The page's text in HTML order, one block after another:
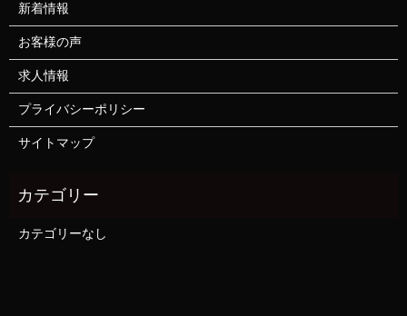
新着情報
お客様の声
求人情報
プライバシーポリシー
サイトマップ
カテゴリーなし